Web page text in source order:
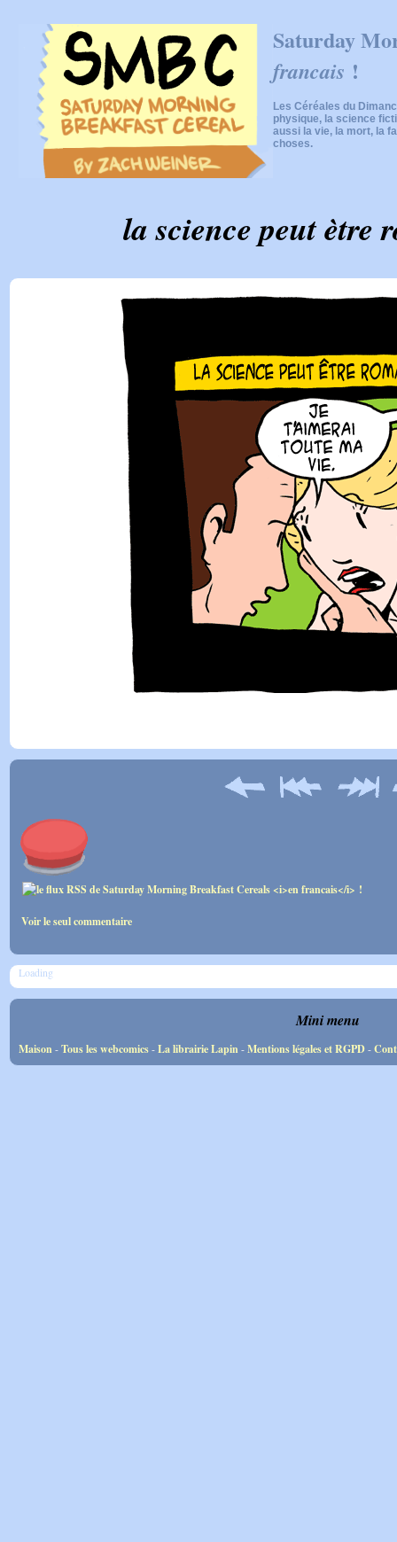
Saturday
francais !
Les Céréales du
physique, la science
aussi la vie, la mort, la
choses.
la science peut ètre
Voir le seul commentaire
Loading
Mini menu
Maison-Tous les webcomics-La librairie Lapin-Mentions légales et RGPD-